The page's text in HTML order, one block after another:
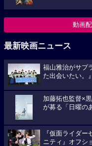
動画
最新映画ニュース
福山雅治がサプ
た出会いたい。
加藤拓也監督×
が募る「日曜の
『仮面ライダ
ニティ』オフシ